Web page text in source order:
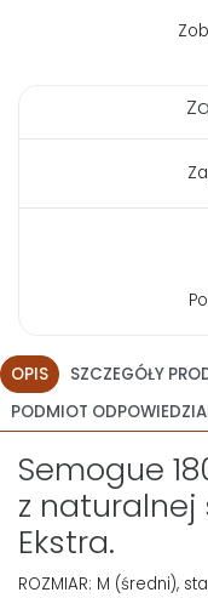
OPIS SZCZEGÓŁY
PODMIOT
Semogue
z naturalnej
Ekstra.
ROZMIAR: M (średni),